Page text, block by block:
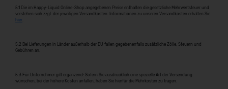
5.1 Die im Happy-Liquid Online-Shop angegebenen Preise enthalten die gesetzliche Mehrwertsteuer und
verstehen sich zzgl. der jeweiligen Versandkosten. Informationen zu unseren Versandkosten erhalten Sie
hier
5.2 Bei Lieferungen in Länder außerhalb der EU fallen gegebenenfalls zusätzliche Zölle, Steuern und
Gebühren an.
5.3 Für Unternehmer gilt ergänzend: Sofern Sie ausdrücklich eine spezielle Art der Versendung
wünschen, bei der höhere Kosten anfallen, haben Sie hierfür die Mehrkosten zu tragen.